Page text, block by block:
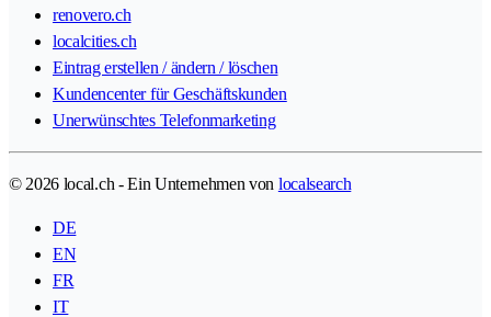
renovero.ch
localcities.ch
Eintrag erstellen / ändern / löschen
Kundencenter für Geschäftskunden
Unerwünschtes Telefonmarketing
© 2026 local.ch - Ein Unternehmen von localsearch
DE
EN
FR
IT